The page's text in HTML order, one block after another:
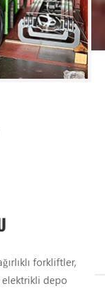
forkliftler,
elektrikli depo